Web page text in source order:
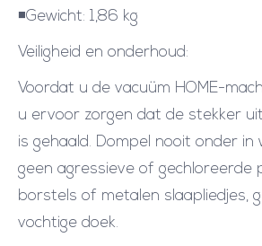
◾Gewicht: 1,86 kg
Veiligheid en onderhoud:
Voordat u de vacuüm HOME-
u ervoor zorgen dat de stekker
is gehaald. Dompel nooit onder in
geen agressieve of gechloreerde
borstels of metalen slaapliedjes,
vochtige doek.